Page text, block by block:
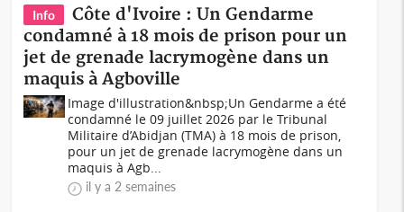
Info
Côte d'Ivoire : Un Gendarme
condamné à 18 mois de prison pour un
jet de grenade lacrymogène dans un
maquis à Agboville
Image d'illustration&nbsp;Un Gendarme a été
condamné le 09 juillet 2026 par le Tribunal
Militaire d’Abidjan (TMA) à 18 mois de prison,
pour un jet de grenade lacrymogène dans un
maquis à Agb...
il y a 2 semaines